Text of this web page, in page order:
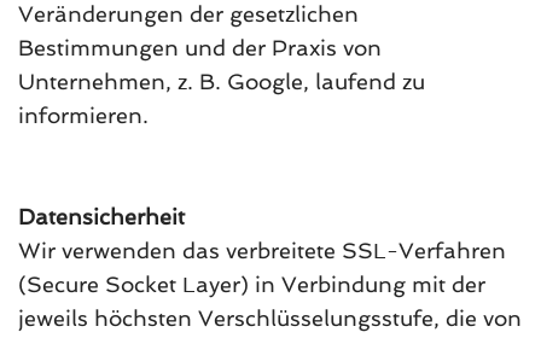
Veränderungen der gesetzlichen
Bestimmungen und der Praxis von
Unternehmen, z. B. Google, laufend zu
informieren.
Datensicherheit
Wir verwenden das verbreitete SSL-Verfahren
(Secure Socket Layer) in Verbindung mit der
jeweils höchsten Verschlüsselungsstufe, die von